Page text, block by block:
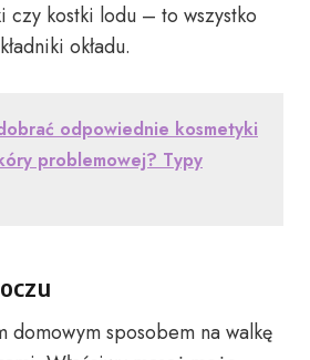
czy kostki lodu – to wszystko
okładu.
odpowiednie kosmetyki
problemowej? Typy
domowym sposobem na walkę